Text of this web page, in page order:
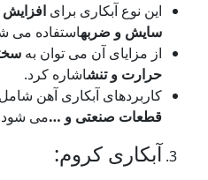
نوع آبکاری برایافزایش مقاومت
و ضربهاستفاده می شود.
مزایای آن می توان بهسختی بالا،
و تنشاشاره کرد.
آبکاری آهن شاملموتور
صنعتی و …می شود.
کروم: